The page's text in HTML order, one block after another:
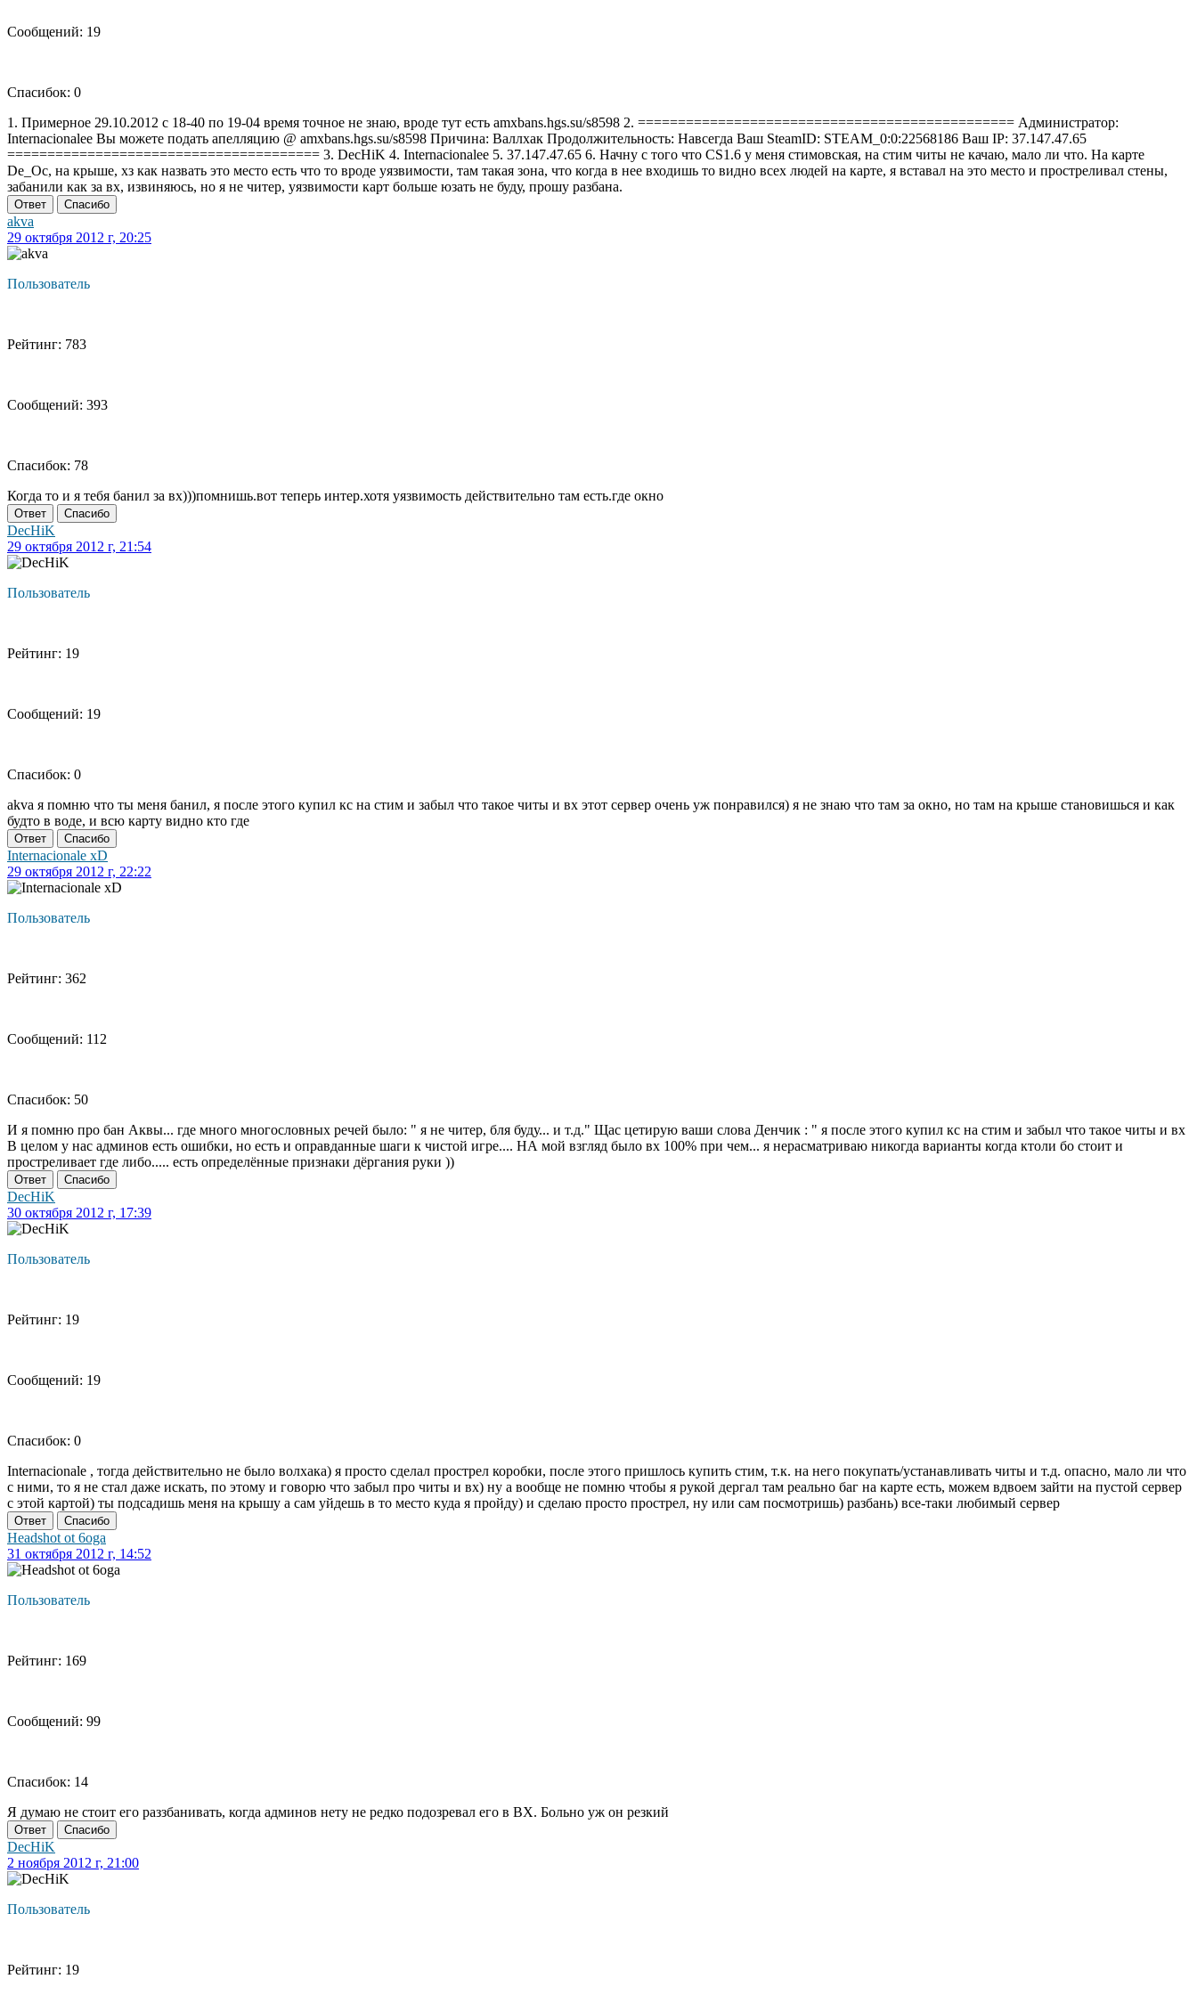
Сообщений: 19
Спасибок: 0
1. Примерное 29.10.2012 с 18-40 по 19-04 время точное не знаю, вроде тут есть amxbans.hgs.su/s8598 2. =============================================== Администратор:
Internacionalee Вы можете подать апелляцию @ amxbans.hgs.su/s8598 Причина: Валлхак Продолжительность: Навсегда Ваш SteamID: STEAM_0:0:22568186 Ваш IP: 37.147.47.65
======================================= 3. DecHiK 4. Internacionalee 5. 37.147.47.65 6. Начну с того что CS1.6 у меня стимовская, на стим читы не качаю, мало ли что. На карте
De_Oc, на крыше, хз как назвать это место есть что то вроде уязвимости, там такая зона, что когда в нее входишь то видно всех людей на карте, я вставал на это место и простреливал стены,
забанили как за вх, извиняюсь, но я не читер, уязвимости карт больше юзать не буду, прошу разбана.
Ответ Спасибо
akva
29 октября 2012 г, 20:25
Пользователь
Рейтинг: 783
Сообщений: 393
Спасибок: 78
Когда то и я тебя банил за вх)))помнишь.вот теперь интер.хотя уязвимость действительно там есть.где окно
Ответ Спасибо
DecHiK
29 октября 2012 г, 21:54
Пользователь
Рейтинг: 19
Сообщений: 19
Спасибок: 0
akva я помню что ты меня банил, я после этого купил кс на стим и забыл что такое читы и вх этот сервер очень уж понравился) я не знаю что там за окно, но там на крыше становишься и как
будто в воде, и всю карту видно кто где
Ответ Спасибо
Internacionale xD
29 октября 2012 г, 22:22
Пользователь
Рейтинг: 362
Сообщений: 112
Спасибок: 50
И я помню про бан Аквы... где много многословных речей было: " я не читер, бля буду... и т.д." Щас цетирую ваши слова Денчик : " я после этого купил кс на стим и забыл что такое читы и вх
В целом у нас админов есть ошибки, но есть и оправданные шаги к чистой игре.... НА мой взгляд было вх 100% при чем... я нерасматриваю никогда варианты когда ктоли бо стоит и
простреливает где либо..... есть определённые признаки дёргания руки ))
Ответ Спасибо
DecHiK
30 октября 2012 г, 17:39
Пользователь
Рейтинг: 19
Сообщений: 19
Спасибок: 0
Internacionale , тогда действительно не было волхака) я просто сделал прострел коробки, после этого пришлось купить стим, т.к. на него покупать/устанавливать читы и т.д. опасно, мало ли что
с ними, то я не стал даже искать, по этому и говорю что забыл про читы и вх) ну а вообще не помню чтобы я рукой дергал там реально баг на карте есть, можем вдвоем зайти на пустой сервер
с этой картой) ты подсадишь меня на крышу а сам уйдешь в то место куда я пройду) и сделаю просто прострел, ну или сам посмотришь) разбань) все-таки любимый сервер
Ответ Спасибо
Headshot ot 6oga
31 октября 2012 г, 14:52
Пользователь
Рейтинг: 169
Сообщений: 99
Спасибок: 14
Я думаю не стоит его раззбанивать, когда админов нету не редко подозревал его в ВХ. Больно уж он резкий
Ответ Спасибо
DecHiK
2 ноября 2012 г, 21:00
Пользователь
Рейтинг: 19